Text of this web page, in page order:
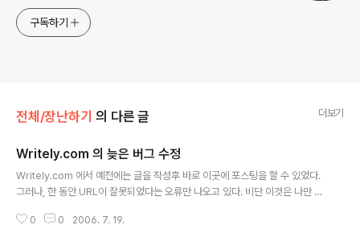
구독하기
전체/장난하기 의 다른 글 더보기
Writely.com 의 늦은 버그 수정
Writely.com 에서 예전에는 글을 작성후 바로 이곳에 포스팅을 할 수 있었다.
그러나, 한 동안 URL이 잘못되었다는 오류만 나오고 있다. 비단 이것은 나만 그
Writely-is-Broken/browse_thread/thread/e599717b5d321aa9 ht
0 0 2006. 7. 19.